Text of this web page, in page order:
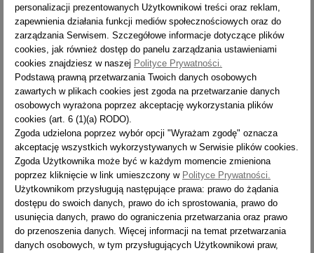

Drabina aluminiowa 3-
elementowa uniwersalna
profesjonalna Forte 86XXS z
wyciąganym trzecim elementem
(dodatkowy stabilizator)
personalizacji prezentowanych Użytkownikowi treści oraz reklam,
zapewnienia działania funkcji mediów społecznościowych oraz do
zarządzania Serwisem. Szczegółowe informacje dotyczące plików
cookies, jak również dostęp do panelu zarządzania ustawieniami
cookies znajdziesz w naszej Polityce Prywatności.
Podstawą prawną przetwarzania Twoich danych osobowych
zawartych w plikach cookies jest zgoda na przetwarzanie danych
osobowych wyrażona poprzez akceptację wykorzystania plików
cookies (art. 6 (1)(a) RODO).
Zgoda udzielona poprzez wybór opcji "Wyrażam zgodę" oznacza
akceptację wszystkich wykorzystywanych w Serwisie plików cookies.
Zgoda Użytkownika może być w każdym momencie zmieniona
poprzez kliknięcie w link umieszczony w Polityce Prywatności.
Użytkownikom przysługują następujące prawa: prawo do żądania
dostępu do swoich danych, prawo do ich sprostowania, prawo do
usunięcia danych, prawo do ograniczenia przetwarzania oraz prawo
do przenoszenia danych. Więcej informacji na temat przetwarzania
danych osobowych, w tym przysługujących Użytkownikowi praw,